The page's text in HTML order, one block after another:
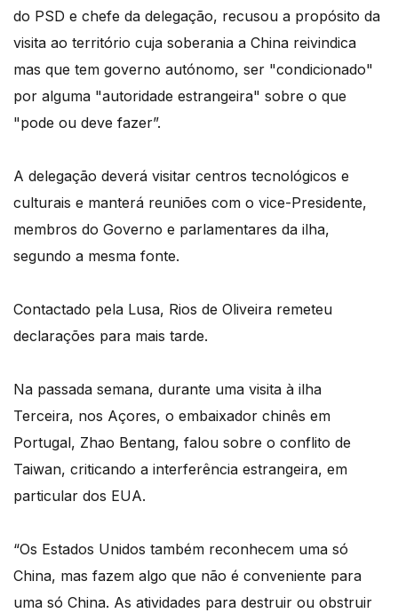
do PSD e chefe da delegação, recusou a propósito da
visita ao território cuja soberania a China reivindica
mas que tem governo autónomo, ser "condicionado"
por alguma "autoridade estrangeira" sobre o que
"pode ou deve fazer”.
A delegação deverá visitar centros tecnológicos e
culturais e manterá reuniões com o vice-Presidente,
membros do Governo e parlamentares da ilha,
segundo a mesma fonte.
Contactado pela Lusa, Rios de Oliveira remeteu
declarações para mais tarde.
Na passada semana, durante uma visita à ilha
Terceira, nos Açores, o embaixador chinês em
Portugal, Zhao Bentang, falou sobre o conflito de
Taiwan, criticando a interferência estrangeira, em
particular dos EUA.
“Os Estados Unidos também reconhecem uma só
China, mas fazem algo que não é conveniente para
uma só China. As atividades para destruir ou obstruir